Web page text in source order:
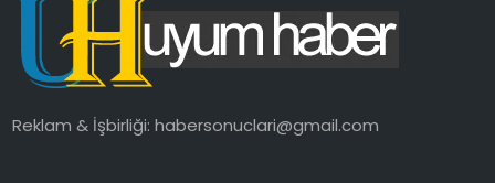
SAĞLIK
MAGAZIN
Reklam & İşbirliği:habersonuclari@gmail.com